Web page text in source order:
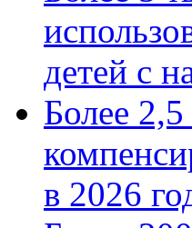
детей с
Более
в 2026